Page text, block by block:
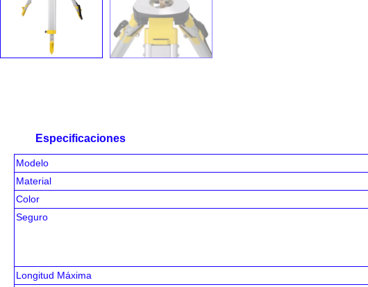
Especificaciones
Modelo
Material
Color
Seguro
Longitud Máxima